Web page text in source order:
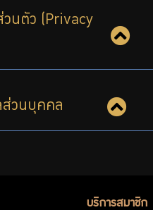
วนตัว (Privacy
ส่วนบุคคล
บริการสมาชิก